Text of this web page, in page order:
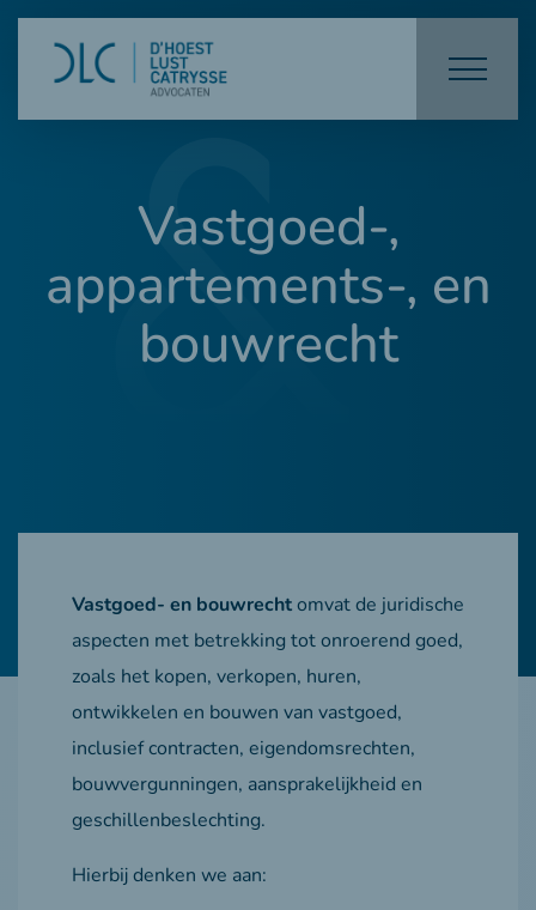
Vastgoed-,
appartements-, en
bouwrecht
Vastgoed- en bouwrechtomvat de juridische
aspecten met betrekking tot onroerend goed,
zoals het kopen, verkopen, huren,
ontwikkelen en bouwen van vastgoed,
inclusief contracten, eigendomsrechten,
bouwvergunningen, aansprakelijkheid en
geschillenbeslechting.
Hierbij denken we aan: